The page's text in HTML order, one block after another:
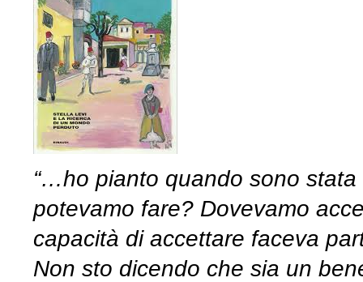
“…ho pianto quando sono
potevamo fare? Dovevamo
capacità di accettare faceva
Non sto dicendo che sia un